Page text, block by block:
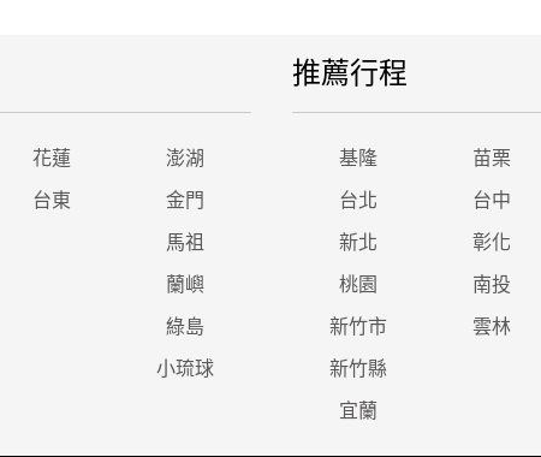
花蓮 澎湖
台東 金門
馬祖
蘭嶼
綠島
小琉球
推薦行程
基隆 苗栗
台北 台中
新北 彰化
桃園 南投
新竹市 雲林
新竹縣
宜蘭